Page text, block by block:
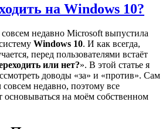
на Windows 10?
недавно Microsoft выпустила
Windows 10. И как всегда,
перед пользователями встаёт
или нет?». В этой статье я
доводы «за» и «против». Сам
совсем недавно, поэтому все
основываться на моём собственном